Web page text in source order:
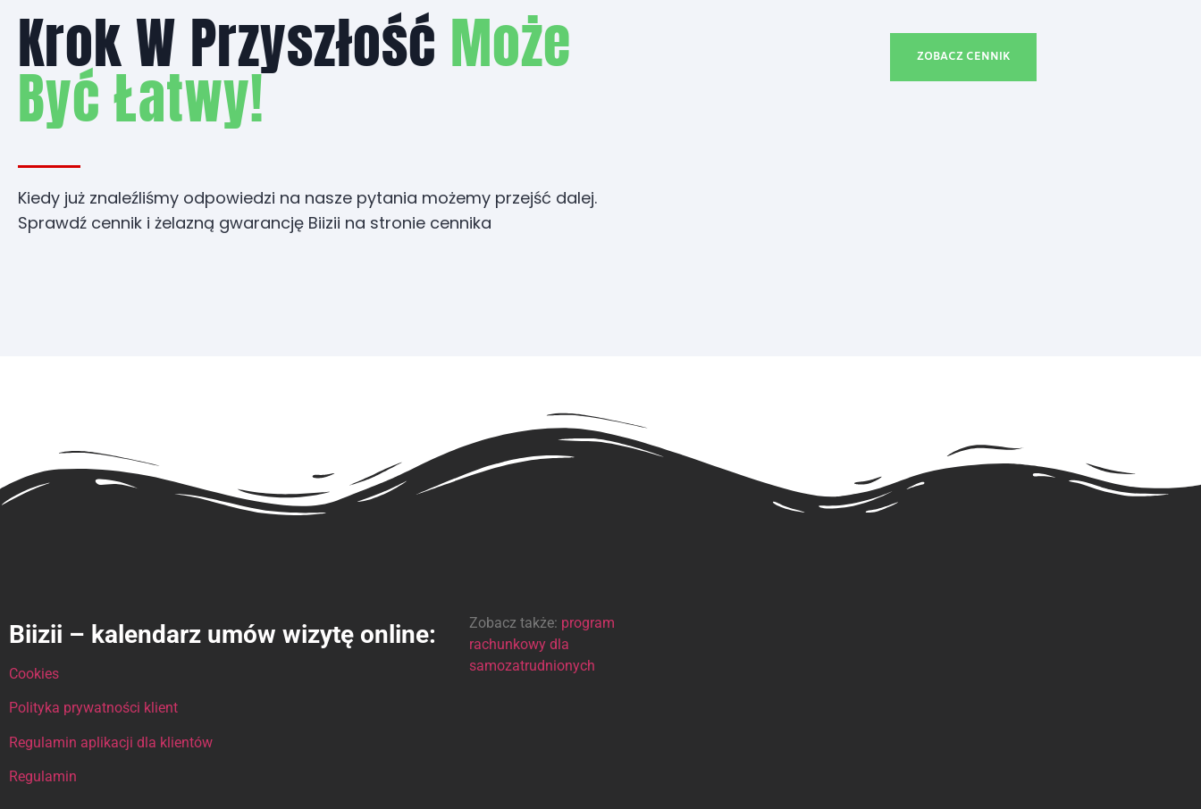
Krok W Przyszłość Może
Być Łatwy!
Kiedy już znaleźliśmy odpowiedzi na nasze pytania możemy przejść dalej.
Sprawdź cennik i żelazną gwarancję Biizii na stronie cennika
ZOBACZ CENNIK
Biizii – kalendarz umów wizytę online:
Cookies
Polityka prywatności klient
Regulamin aplikacji dla klientów
Regulamin
Zobacz także: program
rachunkowy dla
samozatrudnionych